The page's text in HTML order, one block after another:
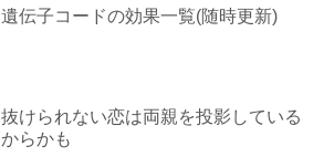
遺伝子コードの効果一覧(随時更新)
抜けられない恋は両親を投影している
からかも